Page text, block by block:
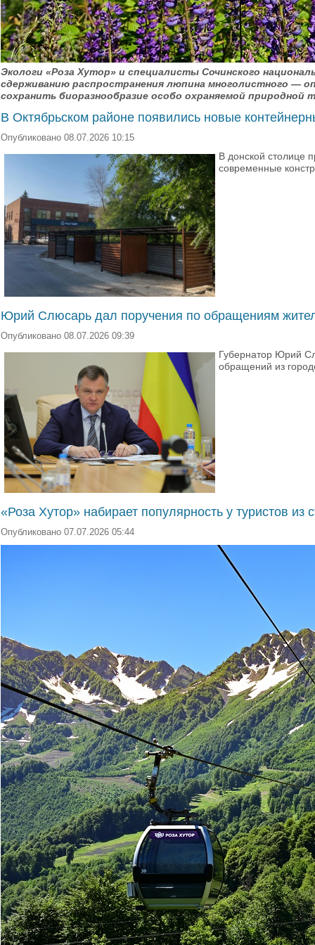
Экологи «Роза Хутор» и специалисты Сочинского
сдерживанию распространения люпина многолистного —
сохранить биоразнообразие особо охраняемой
В Октябрьском районе появились новые
Опубликовано 08.07.2026 10:15
В донской столице
современные
Юрий Слюсарь дал поручения по обращениям
Опубликовано 08.07.2026 09:39
Губернатор Юрий
обращений из
«Роза Хутор» набирает популярность у туристов из
Опубликовано 07.07.2026 05:44